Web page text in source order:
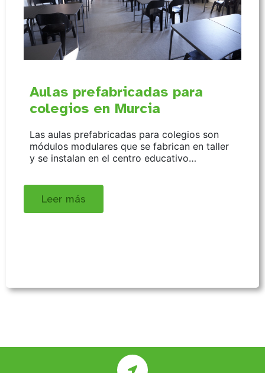
Aulas prefabricadas para
colegios en Murcia
Las aulas prefabricadas para colegios son
módulos modulares que se fabrican en taller
y se instalan en el centro educativo…
Leer más